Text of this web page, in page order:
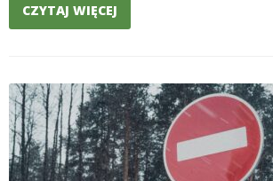
CZYTAJ WIĘCEJ